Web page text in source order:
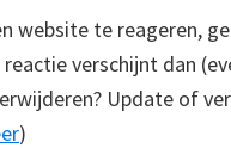
website te reageren,
verschijnt dan
Update of
)